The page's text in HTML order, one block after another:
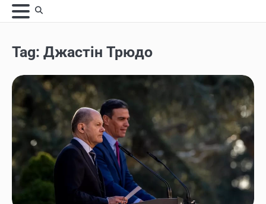
Skip
to
Tag: Джастін Трюдо